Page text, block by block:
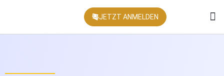
JETZT ANMELDEN